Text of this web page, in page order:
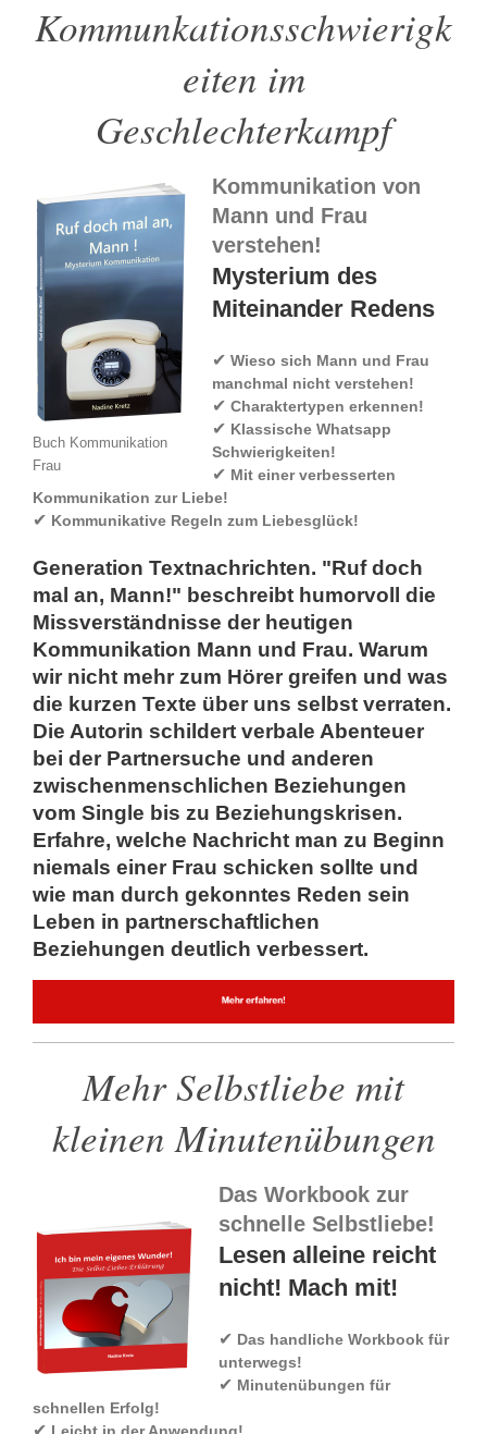
Kommunkationsschwierigk
eiten im
Geschlechterkampf
Buch Kommunikation
Frau
Kommunikation von
Mann und Frau
verstehen!
Mysterium des
Miteinander Redens
✔ Wieso sich Mann und Frau
manchmal nicht verstehen!
✔ Charaktertypen erkennen!
✔ Klassische Whatsapp
Schwierigkeiten!
✔ Mit einer verbesserten
Kommunikation zur Liebe!
✔ Kommunikative Regeln zum Liebesglück!
Generation Textnachrichten. "Ruf doch
mal an, Mann!" beschreibt humorvoll die
Missverständnisse der heutigen
Kommunikation Mann und Frau. Warum
wir nicht mehr zum Hörer greifen und was
die kurzen Texte über uns selbst verraten.
Die Autorin schildert verbale Abenteuer
bei der Partnersuche und anderen
zwischenmenschlichen Beziehungen
vom Single bis zu Beziehungskrisen.
Erfahre, welche Nachricht man zu Beginn
niemals einer Frau schicken sollte und
wie man durch gekonntes Reden sein
Leben in partnerschaftlichen
Beziehungen deutlich verbessert.
Mehr Selbstliebe mit
kleinen Minutenübungen
Das Workbook zur
schnelle Selbstliebe!
Lesen alleine reicht
nicht! Mach mit!
✔ Das handliche Workbook für
unterwegs!
✔ Minutenübungen für
schnellen Erfolg!
✔